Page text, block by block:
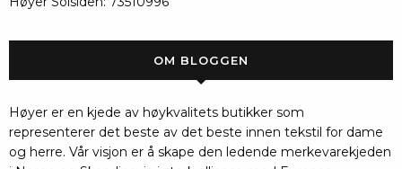
OM BLOGGEN
Høyer er en kjede av høykvalitets butikker som
representerer det beste av det beste innen tekstil for dame
og herre. Vår visjon er å skape den ledende merkevarekjeden